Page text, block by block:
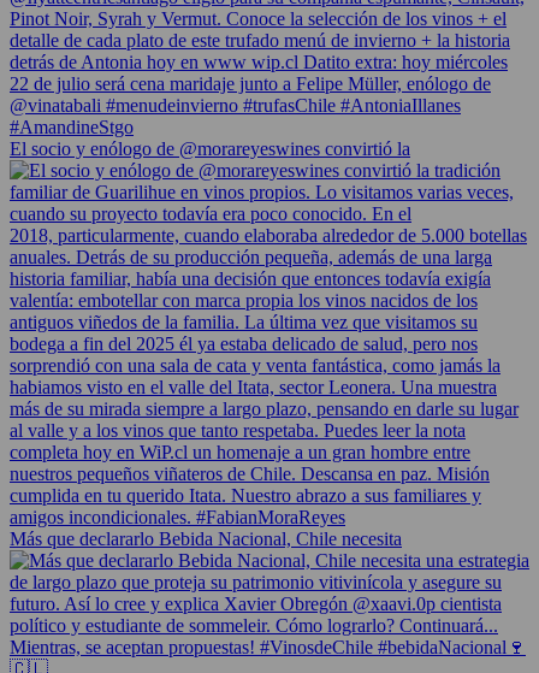
El socio y enólogo de @morareyeswines convirtió la
Más que declararlo Bebida Nacional, Chile necesita